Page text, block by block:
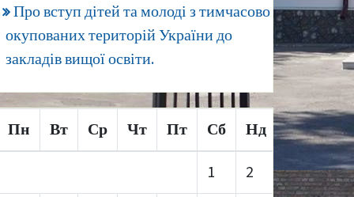
Про вступ дітей та молоді з тимчасово
окупованих територій України до
закладів вищої освіти.
Пн Вт Ср Чт Пт Сб Нд
1 2